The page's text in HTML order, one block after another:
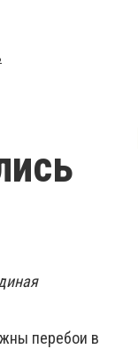
перебои в